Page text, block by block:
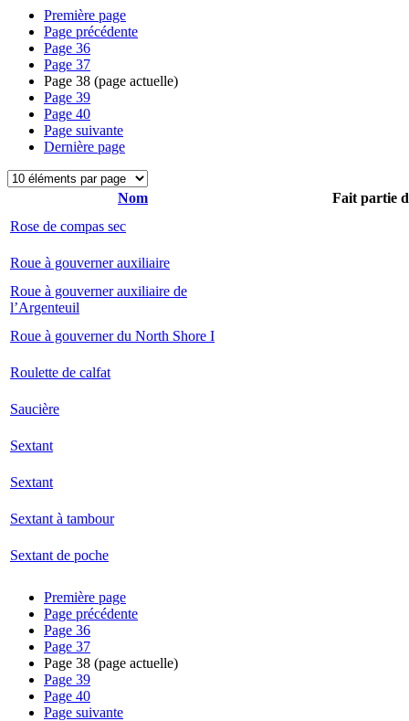
Première page
Page précédente
Page 36
Page 37
Page 38 (page actuelle)
Page 39
Page 40
Page suivante
Dernière page
Nom
Fait partie
Rose de compas sec
Roue à gouverner auxiliaire
Roue à gouverner auxiliaire de
l’Argenteuil
Roue à gouverner du North Shore I
Roulette de calfat
Saucière
Sextant
Sextant
Sextant à tambour
Sextant de poche
Première page
Page précédente
Page 36
Page 37
Page 38 (page actuelle)
Page 39
Page 40
Page suivante